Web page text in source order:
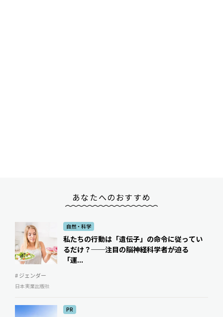
あなたへのおすすめ
自然・科学
私たちの行動は「遺伝子」の命令に従ってい
るだけ？──注目の脳神経科学者が迫る
「運...
# ジェンダー
日本実業出版社
PR